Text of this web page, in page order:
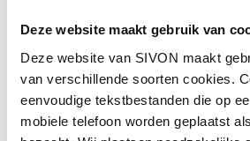
Deze website maakt gebruik van
Deze website van SIVON maakt
van verschillende soorten cookies.
eenvoudige tekstbestanden die op
mobiele telefoon worden geplaatst
verzorgen.
Om dit aanbod goed aan
op de praktijk, starten we
waarin we samen met een
ervaring opdoen. We